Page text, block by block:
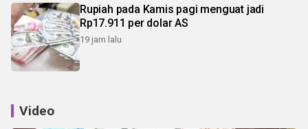
Rupiah pada Kamis pagi menguat jadi
Rp17.911 per dolar AS
19 jam lalu
Video